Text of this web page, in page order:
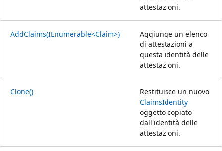
attestazioni.
AddClaims(IEnumerable<Claim>)
Aggiunge un elenco
di attestazioni a
questa identità delle
attestazioni.
Clone()
Restituisce un nuovo
ClaimsIdentity
oggetto copiato
dall'identità delle
attestazioni.